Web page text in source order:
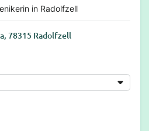
in Radolfzell
78315 Radolfzell